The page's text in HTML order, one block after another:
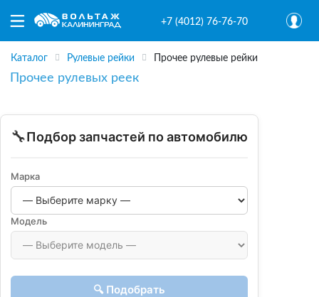
+7 (4012) 76-76-70
Каталог Рулевые рейки Прочее рулевые рейки
Прочее рулевых реек
🔧Подбор запчастей по автомобилю
Марка
Модель
🔍 Подобрать